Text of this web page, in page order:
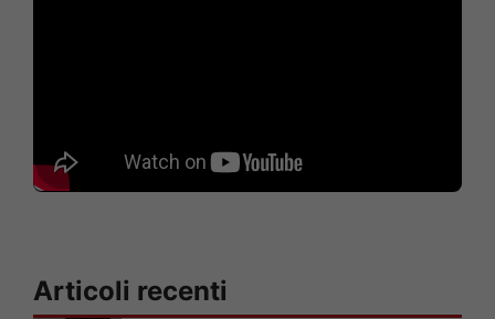
Articoli recenti